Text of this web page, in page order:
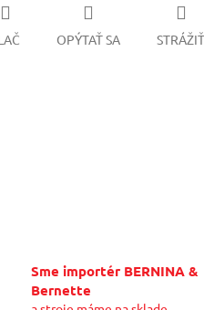
OPÝTAŤ SA STRÁŽIŤ
Sme importér BERNINA &
Bernette